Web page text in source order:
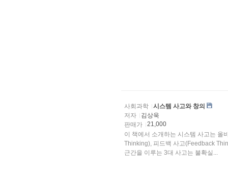
사회과학
시스템 사고와 창의
저자
김상욱
판매가
21,000
이 책에서 소개하는 시스템 사고는 올
Thinking), 피드백 사고(Feedback
근간을 이루는 3대 사고는 불확실...